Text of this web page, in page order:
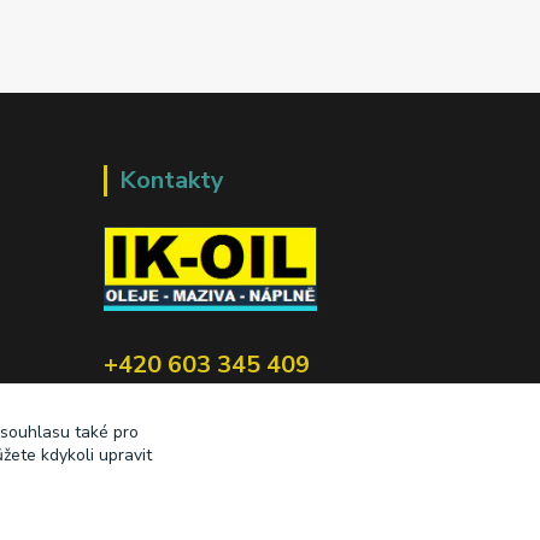
Kontakty
+420 603 345 409
také pro
kdykoli upravit